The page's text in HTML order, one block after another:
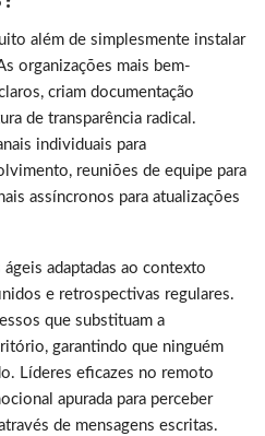
além de simplesmente instalar
organizações mais bem-
criam documentação
de transparência radical.
individuais para
reuniões de equipe para
assíncronos para atualizações
adaptadas ao contexto
e retrospectivas regulares.
que substituam a
garantindo que ninguém
Líderes eficazes no remoto
apurada para perceber
de mensagens escritas.